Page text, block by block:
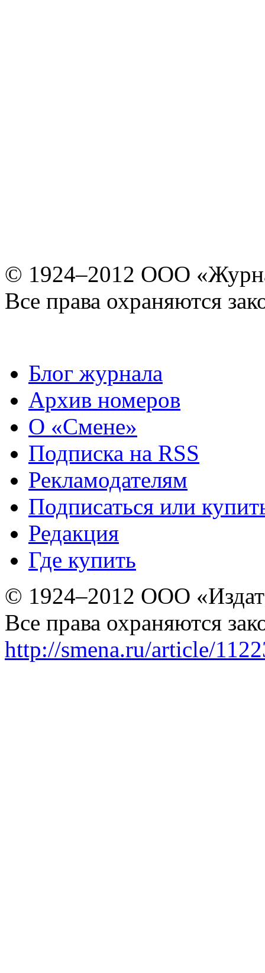
© 1924–2012 ООО
Все права охраняются
Блог журнала
Архив номеров
О «Смене»
Подписка на RSS
Рекламодателям
Подписаться или
Редакция
Где купить
© 1924–2012 ООО
Все права охраняются
http://smena.ru/article/